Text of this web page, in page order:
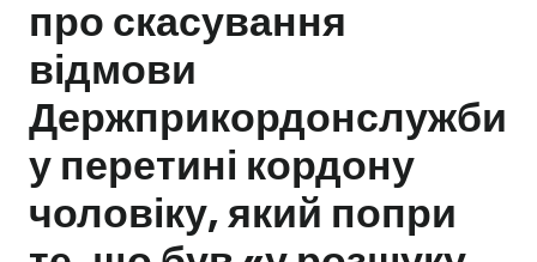
про скасування
відмови
Держприкордонслужби
у перетині кордону
чоловіку, який попри